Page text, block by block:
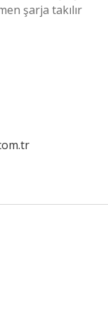
şarja takılır